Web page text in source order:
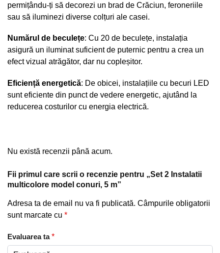
permițându-ți să decorezi un brad de Crăciun, feroneriile
sau să iluminezi diverse colțuri ale casei.
Numărul de beculețe: Cu 20 de beculețe, instalația
asigură un iluminat suficient de puternic pentru a crea un
efect vizual atrăgător, dar nu copleșitor.
Eficiență energetică: De obicei, instalațiile cu becuri LED
sunt eficiente din punct de vedere energetic, ajutând la
reducerea costurilor cu energia electrică.
Nu există recenzii până acum.
Fii primul care scrii o recenzie pentru „Set 2 Instalatii
multicolore model conuri, 5 m”
Adresa ta de email nu va fi publicată. Câmpurile obligatorii
sunt marcate cu *
Evaluarea ta*